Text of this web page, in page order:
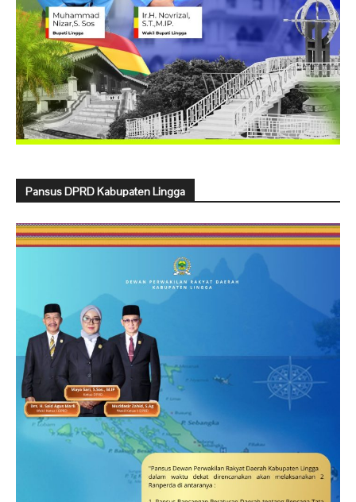
Pansus DPRD Kabupaten Lingga